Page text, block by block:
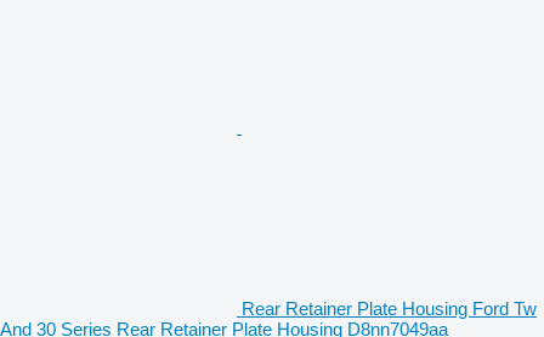
Rear Retainer Plate Housing Ford Tw
And 30 Series Rear Retainer Plate Housing D8nn7049aa